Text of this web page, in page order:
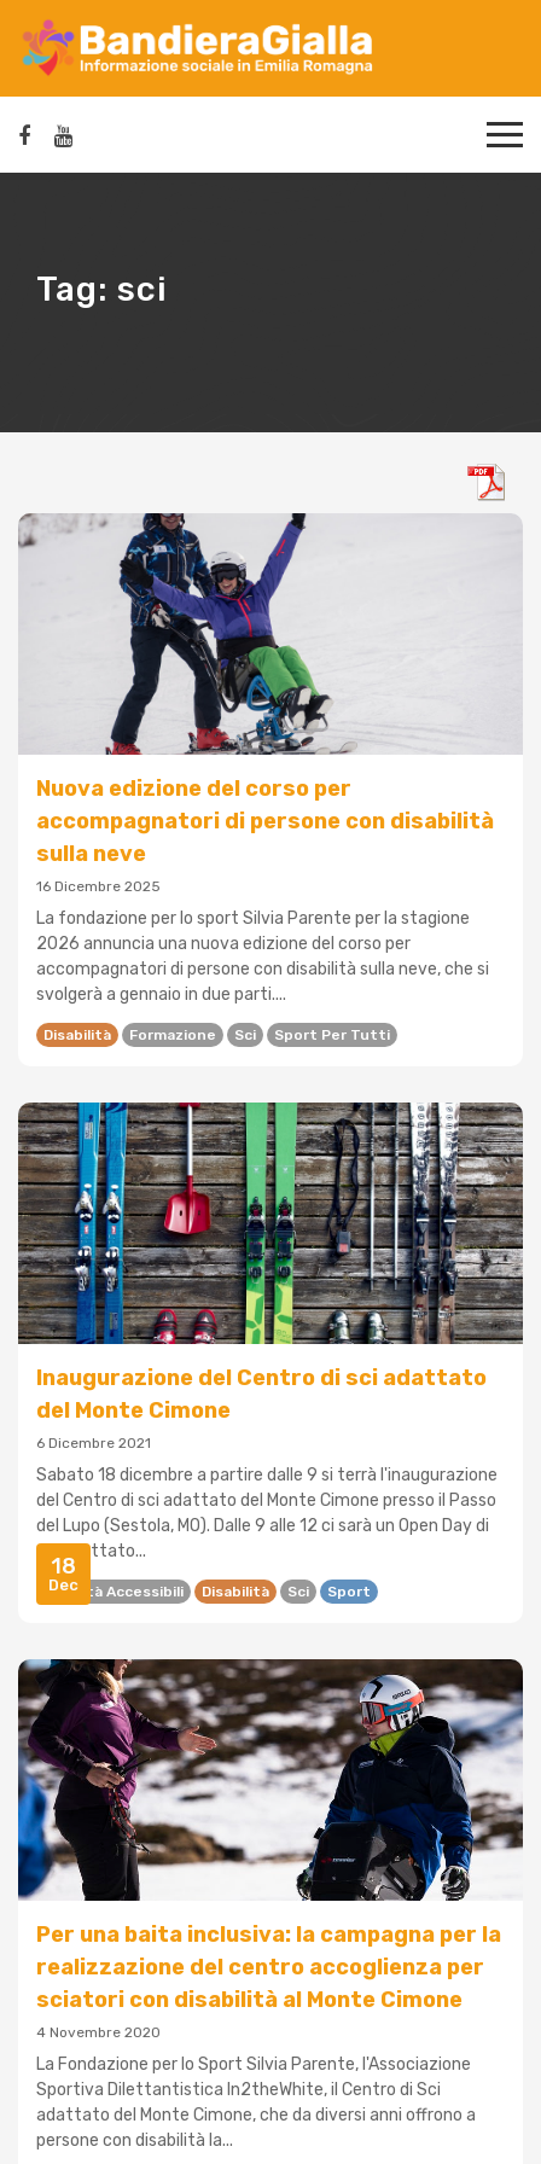
Tag: sci
Nuova edizione del corso per
accompagnatori di persone con disabilità
sulla neve
16 Dicembre 2025
La fondazione per lo sport Silvia Parente per la stagione
2026 annuncia una nuova edizione del corso per
accompagnatori di persone con disabilità sulla neve, che si
svolgerà a gennaio in due parti....
Disabilità Formazione Sci Sport Per Tutti
18
Dec
Inaugurazione del Centro di sci adattato
del Monte Cimone
6 Dicembre 2021
Sabato 18 dicembre a partire dalle 9 si terrà l'inaugurazione
del Centro di sci adattato del Monte Cimone presso il Passo
del Lupo (Sestola, MO). Dalle 9 alle 12 ci sarà un Open Day di
sci adattato...
Attività Accessibili Disabilità Sci Sport
Per una baita inclusiva: la campagna per la
realizzazione del centro accoglienza per
sciatori con disabilità al Monte Cimone
4 Novembre 2020
La Fondazione per lo Sport Silvia Parente, l'Associazione
Sportiva Dilettantistica In2theWhite, il Centro di Sci
adattato del Monte Cimone, che da diversi anni offrono a
persone con disabilità la...